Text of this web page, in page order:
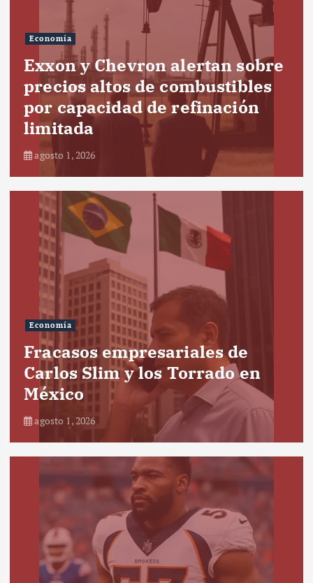
Economía
Exxon y Chevron alertan sobre
precios altos de combustibles
por capacidad de refinación
limitada
agosto 1, 2026
Economía
Fracasos empresariales de
Carlos Slim y los Torrado en
México
agosto 1, 2026